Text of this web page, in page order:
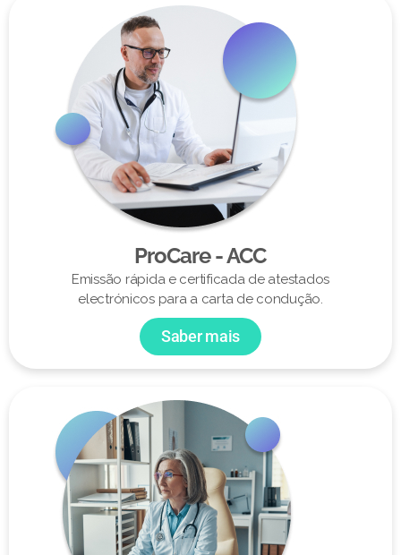
ProCare - ACC
Emissão rápida e certificada de atestados
electrónicos para a carta de condução.
Saber mais